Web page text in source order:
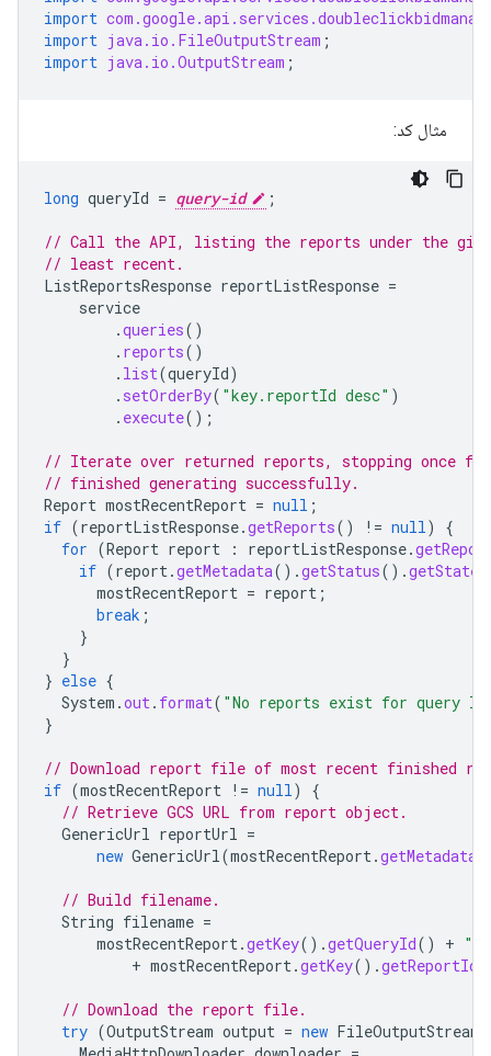
import
import java.io.FileOutputStream ;
import java.io.OutputStream ;
مثال کد:
long queryId = query-id ;
// Call the API, listing the reports under the
// least recent.
ListReportsResponse reportListResponse =
service
.queries()
. reports()
. list(queryId)
. setOrderBy( "key.reportId desc" )
. execute();
// Iterate over returned reports, stopping once
// finished generating successfully.
Report mostRecentReport = null ;
if (reportListResponse.getReports() != null)
{
for (Report report : reportListResponse.
if (report.getMetadata().getStatus().getState
mostRecentReport = report ;
break ;
}
}
} else {
System .out. format( "No reports exist for query
}
// Download report file of most recent finished
if (mostRecentReport != null)
{
// Retrieve GCS URL from report object.
GenericUrl reportUrl =
new GenericUrl(mostRecentReport.getMetadata
// Build filename.
String filename =
mostRecentReport.getKey().getQueryId() + "_"
+ mostRecentReport.getKey().getReportId
// Download the report file.
try (OutputStream output = new FileOutputStream